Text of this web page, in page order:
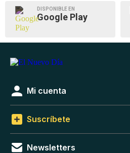
DISPONIBLE EN
Google Play
Mi cuenta
Suscríbete
Newsletters